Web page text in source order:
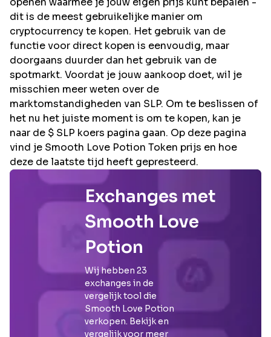
dit is de meest gebruikelijke manier om
cryptocurrency te kopen. Het gebruik van de
functie voor direct kopen is eenvoudig, maar
doorgaans duurder dan het gebruik van de
spotmarkt. Voordat je jouw aankoop doet, wil je
misschien meer weten over de
marktomstandigheden van SLP. Om te beslissen of
het nu het juiste moment is om te kopen, kan je
naar de $ SLP koers pagina gaan. Op deze pagina
vind je Smooth Love Potion Token prijs en hoe
deze de laatste tijd heeft gepresteerd.
Exchanges met
Smooth Love
Potion
Wij hebben 23
exchanges in de
vergelijk tool die
Smooth Love Potion
verkopen. Bekijk en
vergelijk voor meer